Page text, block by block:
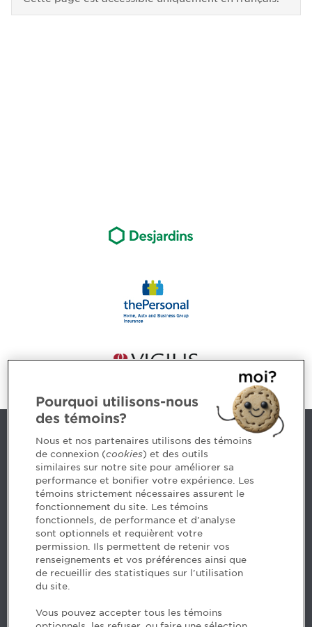
Contact us
5, Place Ville Marie, bureau 800, Montréal (Québec)
H3B 2G2
www.cpaquebec.ca
Questions? Ask our team >
Want to make the Order a part of your career? See
our job offers >
Facebook - Devenir CPA
Pourquoi utilisons-nous
des témoins?
Nous et nos partenaires utilisons des témoins
de connexion (cookies) et des outils
similaires sur notre site pour améliorer sa
performance et bonifier votre expérience. Les
témoins strictement nécessaires assurent le
fonctionnement du site. Les témoins
fonctionnels, de performance et d'analyse
sont optionnels et requièrent votre
permission. Ils permettent de retenir vos
renseignements et vos préférences ainsi que
de recueillir des statistiques sur l'utilisation
du site.
Vous pouvez accepter tous les témoins